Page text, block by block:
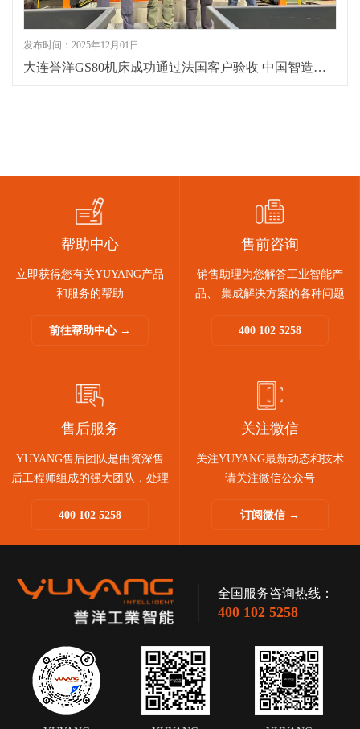
发布时间：2025年12月01日
大连誉洋GS80机床成功通过法国客户验收 中国智造再获国际认可
帮助中心
立即获得您有关YUYANG产品
和服务的帮助
前往帮助中心 →
售前咨询
销售助理为您解答工业智能产
品、 集成解决方案的各种问题
400 102 5258
售后服务
YUYANG售后团队是由资深售
后工程师组成的强大团队，处理
快速诊断和响应，助您售后无
400 102 5258
关注微信
关注YUYANG最新动态和技术
请关注微信公众号
订阅微信 →
全国服务咨询热线：
400 102 5258